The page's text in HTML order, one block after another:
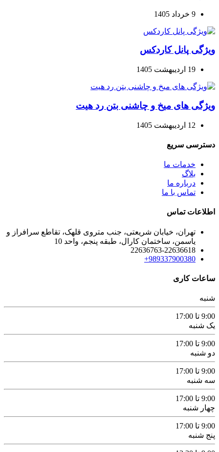
9 خرداد 1405
ویژگی پانل کاردکس
19 اردیبهشت 1405
ویژگی های میخ و چاشنی بتن رد هیت
12 اردیبهشت 1405
دسترسی سریع
خدمات ما
بلاگ
درباره ما
تماس با ما
اطلاعات تماس
تهران، خیابان شریعتی، جنب متروی قلهک، تقاطع سرافراز و
یاسمن، ساختمان کارال، طبقه پنجم، واحد 10
22636763-22636618
989337900380+
ساعات کاری
شنبه
9:00 تا 17:00
یک شنبه
9:00 تا 17:00
دو شنبه
9:00 تا 17:00
سه شنبه
9:00 تا 17:00
چهار شنبه
9:00 تا 17:00
پنج شنبه